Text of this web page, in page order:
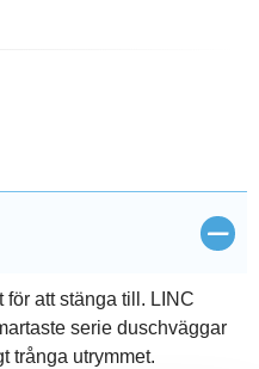
Stäng
att stänga till. LINC
serie duschväggar
trånga utrymmet.